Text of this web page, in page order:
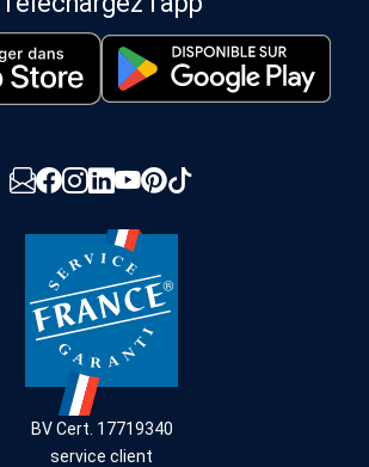
BV Cert. 17719340
service client